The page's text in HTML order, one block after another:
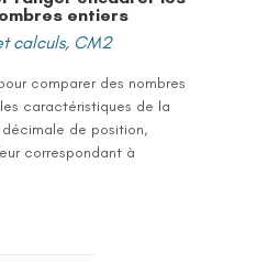
entiers
calculs, CM2
comparer des nombres
caractéristiques de la
de position,
correspondant à